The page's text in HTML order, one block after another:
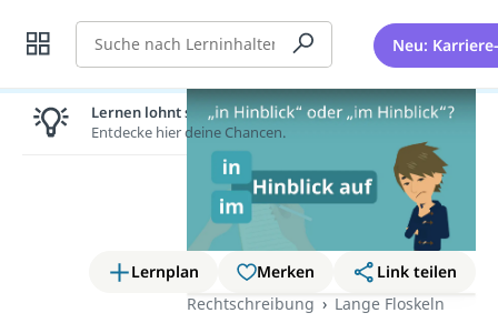
Suche Neu:
Lernplan Merken
Link teilen
Rechtschreibung
Lange Floskeln
Lernen lohnt sich!
Entdecke hier deine Chancen.